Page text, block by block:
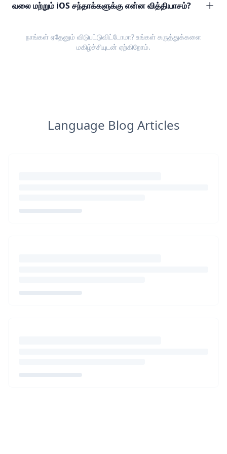
வலை மற்றும் iOS சந்தாக்களுக்கு என்ன வித்தியாசம்?
நாங்கள் ஏதேனும் விடுபட்டுவிட்டோமா? உங்கள் கருத்துக்களை
மகிழ்ச்சியுடன் ஏற்கிறோம்.
Language Blog Articles